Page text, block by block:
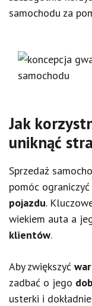
samochodu za
Jak
uniknąć
Sprzedaż
pomóc
pojazdu.
wiekiem auta a
klientów.
Aby zwiększyć
zadbać o jego
usterki i